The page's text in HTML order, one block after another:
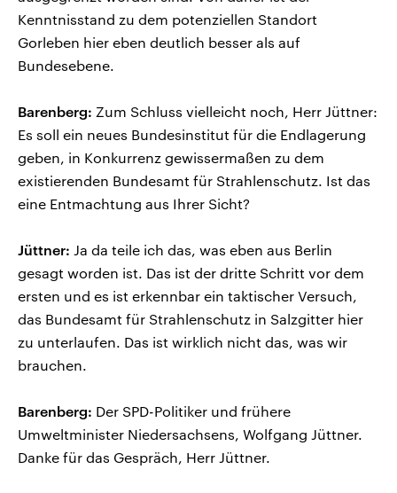
Kenntnisstand zu dem potenziellen Standort
Gorleben hier eben deutlich besser als auf
Bundesebene.
Barenberg: Zum Schluss vielleicht noch, Herr Jüttner:
Es soll ein neues Bundesinstitut für die Endlagerung
geben, in Konkurrenz gewissermaßen zu dem
existierenden Bundesamt für Strahlenschutz. Ist das
eine Entmachtung aus Ihrer Sicht?
Jüttner: Ja da teile ich das, was eben aus Berlin
gesagt worden ist. Das ist der dritte Schritt vor dem
ersten und es ist erkennbar ein taktischer Versuch,
das Bundesamt für Strahlenschutz in Salzgitter hier
zu unterlaufen. Das ist wirklich nicht das, was wir
brauchen.
Barenberg: Der SPD-Politiker und frühere
Umweltminister Niedersachsens, Wolfgang Jüttner.
Danke für das Gespräch, Herr Jüttner.